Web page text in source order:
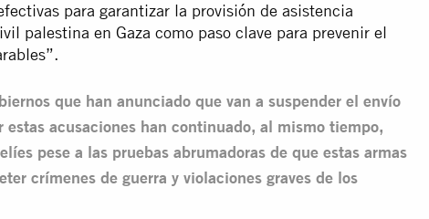
para garantizar la provisión de asistencia
palestina en Gaza como paso clave para prevenir el
que han anunciado que van a suspender el envío
estas acusaciones han continuado, al mismo tiempo,
pese a las pruebas abrumadoras de que estas armas
crímenes de guerra y violaciones graves de los